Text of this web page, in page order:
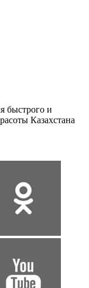
быстрого и
Казахстана